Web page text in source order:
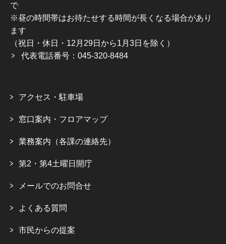
で
※昼の時間帯はお待たせする時間が長くなる場合があり
ます
（祝日・休日・12月29日から1月3日を除く）
代表電話番号：045-320-8484
アクセス・駐車場
窓口案内・フロアマップ
業務案内（各課の連絡先）
第2・第4土曜日開庁
メールでのお問合せ
よくある質問
市民からの提案